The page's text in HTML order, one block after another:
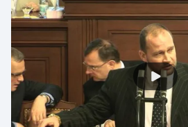
Gymnastika
Házená
Jezdectví
Judo